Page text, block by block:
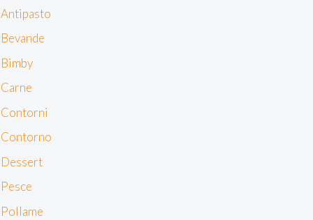
analizzare gli utenti e sviluppare il prodotto. Puoi
Approfondisci come vengono elaborati i tuoi dati personali
e imposta le tue preferenze nella sezione dettagli. Puoi
momento dalla Dichiarazione sui cookie. Utilizziamo i
cookie tecnici e, previo consenso, anche cookie di
terze parti, per personalizzare contenuti ed annunci, per
fornire funzionalità dei social media e per analizzare il
. Chiudendo questo banner tramite l’apposito comando
“X” continuerai la navigazione del sito in assenza di
Antipasto
Bevande
Bimby
Carne
Contorni
Contorno
Dessert
Pesce
Pollame